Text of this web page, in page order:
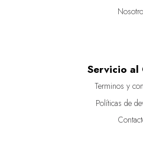
Servicio al
Terminos y
Políticas de